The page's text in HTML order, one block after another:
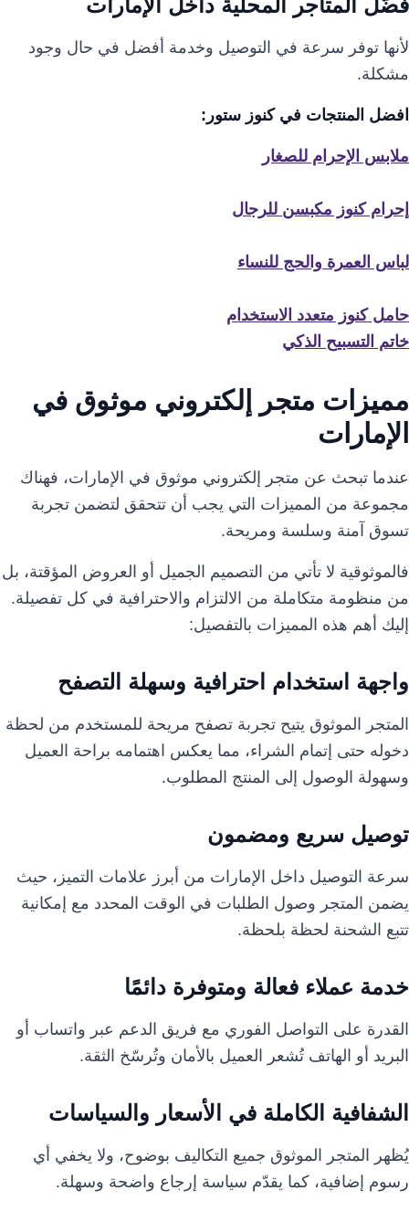
لأنها توفر سرعة في التوصيل وخدمة أفضل في حال وجود
مشكلة.
افضل المنتجات في كنوز ستور:
ملابس الإحرام للصغار
إحرام كنوز مكبسن للرجال
لباس العمرة والحج للنساء
حامل كنوز متعدد الاستخدام
خاتم التسبيح الذكي
مميزات متجر إلكتروني موثوق في
الإمارات
عندما تبحث عن متجر إلكتروني موثوق في الإمارات، فهناك
مجموعة من المميزات التي يجب أن تتحقق لتضمن تجربة
تسوق آمنة وسلسة ومريحة.
فالموثوقية لا تأتي من التصميم الجميل أو العروض المؤقتة، بل
من منظومة متكاملة من الالتزام والاحترافية في كل تفصيلة.
إليك أهم هذه المميزات بالتفصيل:
واجهة استخدام احترافية وسهلة التصفح
المتجر الموثوق يتيح تجربة تصفح مريحة للمستخدم من لحظة
دخوله حتى إتمام الشراء، مما يعكس اهتمامه براحة العميل
وسهولة الوصول إلى المنتج المطلوب.
توصيل سريع ومضمون
سرعة التوصيل داخل الإمارات من أبرز علامات التميز، حيث
يضمن المتجر وصول الطلبات في الوقت المحدد مع إمكانية
تتبع الشحنة لحظة بلحظة.
خدمة عملاء فعالة ومتوفرة دائمًا
القدرة على التواصل الفوري مع فريق الدعم عبر واتساب أو
البريد أو الهاتف تُشعر العميل بالأمان وتُرسّخ الثقة.
الشفافية الكاملة في الأسعار والسياسات
يُظهر المتجر الموثوق جميع التكاليف بوضوح، ولا يخفي أي
رسوم إضافية، كما يقدّم سياسة إرجاع واضحة وسهلة.